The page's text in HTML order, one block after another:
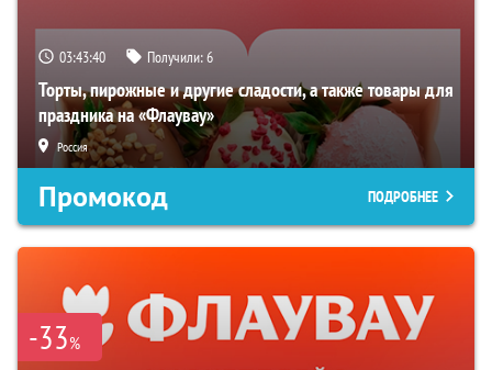
03:43:39 Получили:6
Торты, пирожные и другие сладости, а также товары для
праздника на «Флаувау»
Россия
Промокод ПОДРОБНЕЕ
-33%